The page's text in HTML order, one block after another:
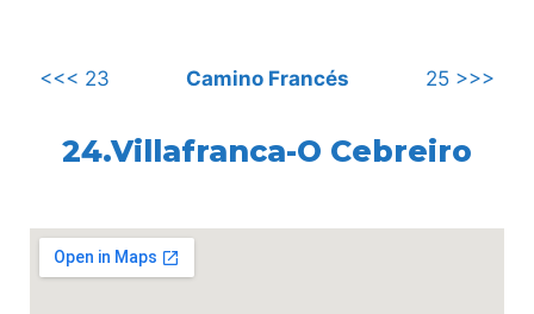
<<< 23 Camino Francés 25 >>>
24.Villafranca-O Cebreiro